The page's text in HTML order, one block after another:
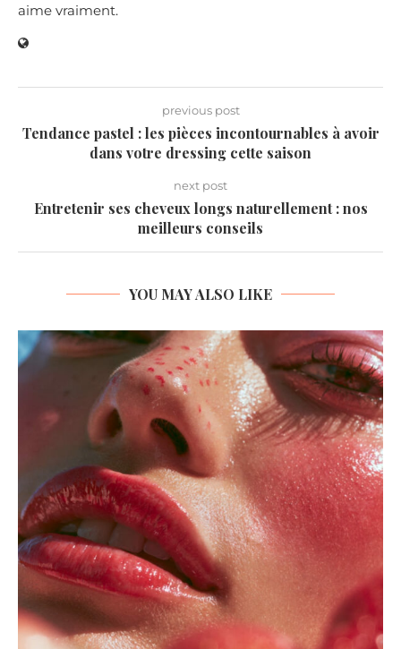
aime vraiment.
previous post
Tendance pastel : les pièces incontournables à avoir
dans votre dressing cette saison
next post
Entretenir ses cheveux longs naturellement : nos
meilleurs conseils
YOU MAY ALSO LIKE